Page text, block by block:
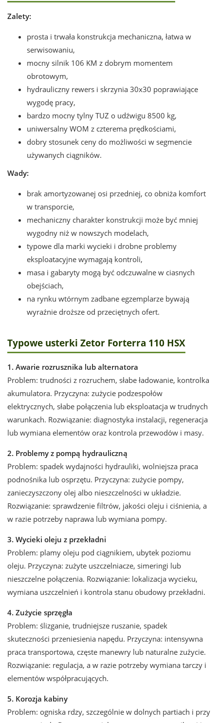
Zalety:
prosta i trwała konstrukcja mechaniczna, łatwa w
serwisowaniu,
mocny silnik 106 KM z dobrym momentem
obrotowym,
hydrauliczny rewers i skrzynia 30x30 poprawiające
wygodę pracy,
bardzo mocny tylny TUZ o udźwigu 8500 kg,
uniwersalny WOM z czterema prędkościami,
dobry stosunek ceny do możliwości w segmencie
używanych ciągników.
Wady:
brak amortyzowanej osi przedniej, co obniża komfort
w transporcie,
mechaniczny charakter konstrukcji może być mniej
wygodny niż w nowszych modelach,
typowe dla marki wycieki i drobne problemy
eksploatacyjne wymagają kontroli,
masa i gabaryty mogą być odczuwalne w ciasnych
obejściach,
na rynku wtórnym zadbane egzemplarze bywają
wyraźnie droższe od przeciętnych ofert.
Typowe usterki Zetor Forterra 110 HSX
1. Awarie rozrusznika lub alternatora
Problem: trudności z rozruchem, słabe ładowanie, kontrolka
akumulatora. Przyczyna: zużycie podzespołów
elektrycznych, słabe połączenia lub eksploatacja w trudnych
warunkach. Rozwiązanie: diagnostyka instalacji, regeneracja
lub wymiana elementów oraz kontrola przewodów i masy.
2. Problemy z pompą hydrauliczną
Problem: spadek wydajności hydrauliki, wolniejsza praca
podnośnika lub osprzętu. Przyczyna: zużycie pompy,
zanieczyszczony olej albo nieszczelności w układzie.
Rozwiązanie: sprawdzenie filtrów, jakości oleju i ciśnienia, a
w razie potrzeby naprawa lub wymiana pompy.
3. Wycieki oleju z przekładni
Problem: plamy oleju pod ciągnikiem, ubytek poziomu
oleju. Przyczyna: zużyte uszczelniacze, simeringi lub
nieszczelne połączenia. Rozwiązanie: lokalizacja wycieku,
wymiana uszczelnień i kontrola stanu obudowy przekładni.
4. Zużycie sprzęgła
Problem: ślizganie, trudniejsze ruszanie, spadek
skuteczności przeniesienia napędu. Przyczyna: intensywna
praca transportowa, częste manewry lub naturalne zużycie.
Rozwiązanie: regulacja, a w razie potrzeby wymiana tarczy i
elementów współpracujących.
5. Korozja kabiny
Problem: ogniska rdzy, szczególnie w dolnych partiach i przy